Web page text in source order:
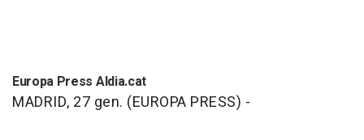
Europa Press Aldia.cat
MADRID, 27 gen. (EUROPA PRESS) -